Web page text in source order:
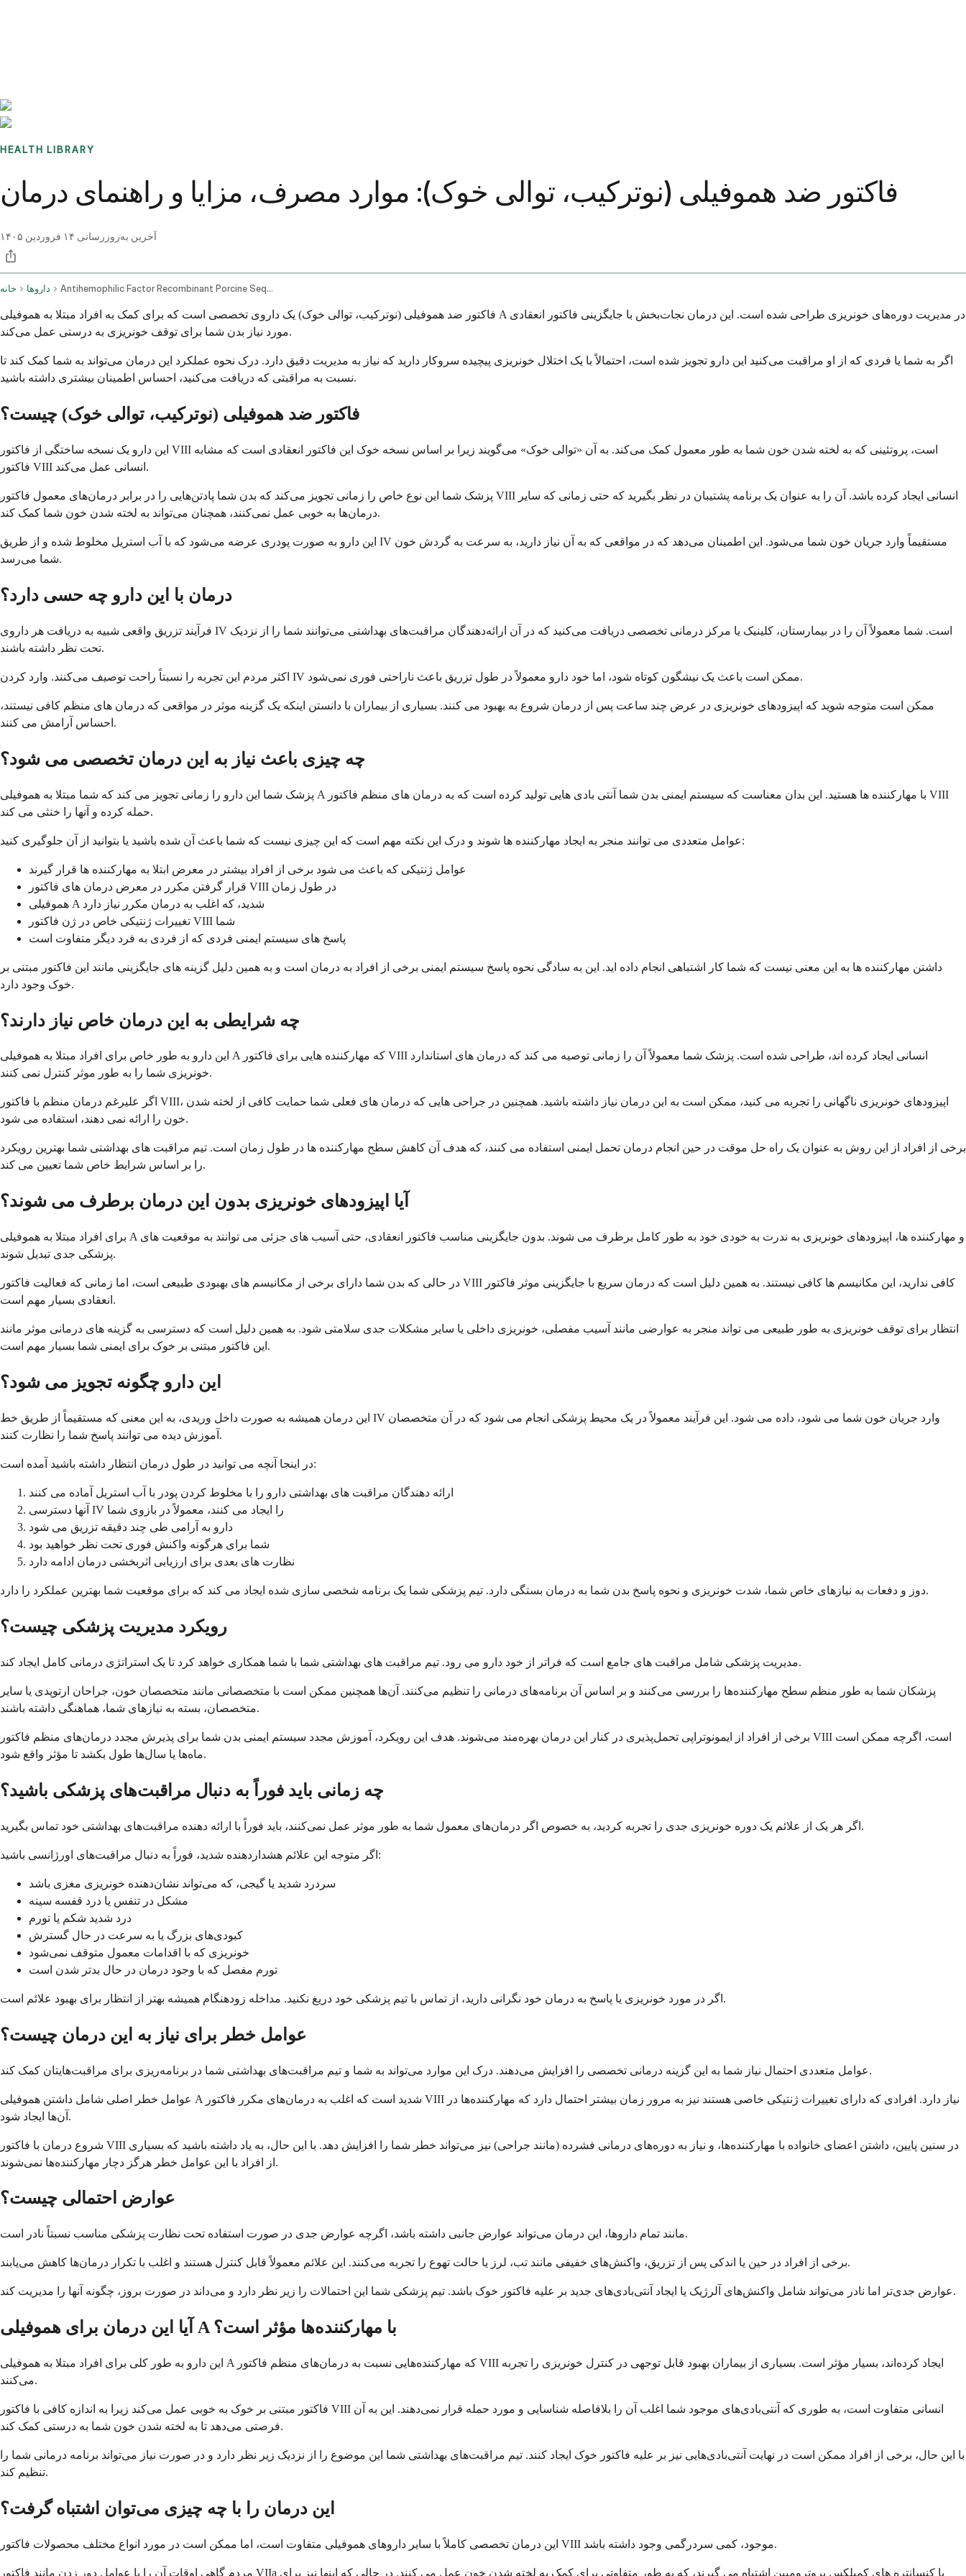
HEALTH LIBRARY
فاکتور ضد هموفیلی (نوترکیب، توالی خوک): موارد مصرف، مزایا و راهنمای درمان
آخرین به‌روزرسانی ۱۴ فروردین ۱۴۰۵
خانه داروها Antihemophilic Factor Recombinant Porcine Sequence Intravenous Route
فاکتور ضد هموفیلی (نوترکیب، توالی خوک) یک داروی تخصصی است که برای کمک به افراد مبتلا به هموفیلی A در مدیریت دوره‌های خونریزی طراحی شده است. این درمان نجات‌بخش با جایگزینی فاکتور انعقادی
مورد نیاز بدن شما برای توقف خونریزی به درستی عمل می‌کند.
اگر به شما یا فردی که از او مراقبت می‌کنید این دارو تجویز شده است، احتمالاً با یک اختلال خونریزی پیچیده سروکار دارید که نیاز به مدیریت دقیق دارد. درک نحوه عملکرد این درمان می‌تواند به شما کمک کند تا
نسبت به مراقبتی که دریافت می‌کنید، احساس اطمینان بیشتری داشته باشید.
فاکتور ضد هموفیلی (نوترکیب، توالی خوک) چیست؟
این دارو یک نسخه ساختگی از فاکتور VIII است، پروتئینی که به لخته شدن خون شما به طور معمول کمک می‌کند. به آن «توالی خوک» می‌گویند زیرا بر اساس نسخه خوک این فاکتور انعقادی است که مشابه
فاکتور VIII انسانی عمل می‌کند.
پزشک شما این نوع خاص را زمانی تجویز می‌کند که بدن شما پادتن‌هایی را در برابر درمان‌های معمول فاکتور VIII انسانی ایجاد کرده باشد. آن را به عنوان یک برنامه پشتیبان در نظر بگیرید که حتی زمانی که سایر
درمان‌ها به خوبی عمل نمی‌کنند، همچنان می‌تواند به لخته شدن خون شما کمک کند.
این دارو به صورت پودری عرضه می‌شود که با آب استریل مخلوط شده و از طریق IV مستقیماً وارد جریان خون شما می‌شود. این اطمینان می‌دهد که در مواقعی که به آن نیاز دارید، به سرعت به گردش خون
شما می‌رسد.
درمان با این دارو چه حسی دارد؟
فرآیند تزریق واقعی شبیه به دریافت هر داروی IV است. شما معمولاً آن را در بیمارستان، کلینیک یا مرکز درمانی تخصصی دریافت می‌کنید که در آن ارائه‌دهندگان مراقبت‌های بهداشتی می‌توانند شما را از نزدیک
تحت نظر داشته باشند.
اکثر مردم این تجربه را نسبتاً راحت توصیف می‌کنند. وارد کردن IV ممکن است باعث یک نیشگون کوتاه شود، اما خود دارو معمولاً در طول تزریق باعث ناراحتی فوری نمی‌شود.
ممکن است متوجه شوید که اپیزودهای خونریزی در عرض چند ساعت پس از درمان شروع به بهبود می کنند. بسیاری از بیماران با دانستن اینکه یک گزینه موثر در مواقعی که درمان های منظم کافی نیستند،
احساس آرامش می کنند.
چه چیزی باعث نیاز به این درمان تخصصی می شود؟
پزشک شما این دارو را زمانی تجویز می کند که شما مبتلا به هموفیلی A با مهارکننده ها هستید. این بدان معناست که سیستم ایمنی بدن شما آنتی بادی هایی تولید کرده است که به درمان های منظم فاکتور VIII
حمله کرده و آنها را خنثی می کند.
عوامل متعددی می توانند منجر به ایجاد مهارکننده ها شوند و درک این نکته مهم است که این چیزی نیست که شما باعث آن شده باشید یا بتوانید از آن جلوگیری کنید:
عوامل ژنتیکی که باعث می شود برخی از افراد بیشتر در معرض ابتلا به مهارکننده ها قرار گیرند
قرار گرفتن مکرر در معرض درمان های فاکتور VIII در طول زمان
هموفیلی A شدید، که اغلب به درمان مکرر نیاز دارد
تغییرات ژنتیکی خاص در ژن فاکتور VIII شما
پاسخ های سیستم ایمنی فردی که از فردی به فرد دیگر متفاوت است
داشتن مهارکننده ها به این معنی نیست که شما کار اشتباهی انجام داده اید. این به سادگی نحوه پاسخ سیستم ایمنی برخی از افراد به درمان است و به همین دلیل گزینه های جایگزینی مانند این فاکتور مبتنی بر
خوک وجود دارد.
چه شرایطی به این درمان خاص نیاز دارند؟
این دارو به طور خاص برای افراد مبتلا به هموفیلی A که مهارکننده هایی برای فاکتور VIII انسانی ایجاد کرده اند، طراحی شده است. پزشک شما معمولاً آن را زمانی توصیه می کند که درمان های استاندارد
خونریزی شما را به طور موثر کنترل نمی کنند.
اگر علیرغم درمان منظم با فاکتور VIII، اپیزودهای خونریزی ناگهانی را تجربه می کنید، ممکن است به این درمان نیاز داشته باشید. همچنین در جراحی هایی که درمان های فعلی شما حمایت کافی از لخته شدن
خون را ارائه نمی دهند، استفاده می شود.
برخی از افراد از این روش به عنوان یک راه حل موقت در حین انجام درمان تحمل ایمنی استفاده می کنند، که هدف آن کاهش سطح مهارکننده ها در طول زمان است. تیم مراقبت های بهداشتی شما بهترین رویکرد
را بر اساس شرایط خاص شما تعیین می کند.
آیا اپیزودهای خونریزی بدون این درمان برطرف می شوند؟
برای افراد مبتلا به هموفیلی A و مهارکننده ها، اپیزودهای خونریزی به ندرت به خودی خود به طور کامل برطرف می شوند. بدون جایگزینی مناسب فاکتور انعقادی، حتی آسیب های جزئی می توانند به موقعیت های
پزشکی جدی تبدیل شوند.
در حالی که بدن شما دارای برخی از مکانیسم های بهبودی طبیعی است، اما زمانی که فعالیت فاکتور VIII کافی ندارید، این مکانیسم ها کافی نیستند. به همین دلیل است که درمان سریع با جایگزینی موثر فاکتور
انعقادی بسیار مهم است.
انتظار برای توقف خونریزی به طور طبیعی می تواند منجر به عوارضی مانند آسیب مفصلی، خونریزی داخلی یا سایر مشکلات جدی سلامتی شود. به همین دلیل است که دسترسی به گزینه های درمانی موثر مانند
این فاکتور مبتنی بر خوک برای ایمنی شما بسیار مهم است.
این دارو چگونه تجویز می شود؟
این درمان همیشه به صورت داخل وریدی، به این معنی که مستقیماً از طریق خط IV وارد جریان خون شما می شود، داده می شود. این فرآیند معمولاً در یک محیط پزشکی انجام می شود که در آن متخصصان
آموزش دیده می توانند پاسخ شما را نظارت کنند.
در اینجا آنچه می توانید در طول درمان انتظار داشته باشید آمده است:
ارائه دهندگان مراقبت های بهداشتی دارو را با مخلوط کردن پودر با آب استریل آماده می کنند
آنها دسترسی IV را ایجاد می کنند، معمولاً در بازوی شما
دارو به آرامی طی چند دقیقه تزریق می شود
شما برای هرگونه واکنش فوری تحت نظر خواهید بود
نظارت های بعدی برای ارزیابی اثربخشی درمان ادامه دارد
دوز و دفعات به نیازهای خاص شما، شدت خونریزی و نحوه پاسخ بدن شما به درمان بستگی دارد. تیم پزشکی شما یک برنامه شخصی سازی شده ایجاد می کند که برای موقعیت شما بهترین عملکرد را دارد.
رویکرد مدیریت پزشکی چیست؟
مدیریت پزشکی شامل مراقبت های جامع است که فراتر از خود دارو می رود. تیم مراقبت های بهداشتی شما با شما همکاری خواهد کرد تا یک استراتژی درمانی کامل ایجاد کند.
پزشکان شما به طور منظم سطح مهارکننده‌ها را بررسی می‌کنند و بر اساس آن برنامه‌های درمانی را تنظیم می‌کنند. آن‌ها همچنین ممکن است با متخصصانی مانند متخصصان خون، جراحان ارتوپدی یا سایر
متخصصان، بسته به نیازهای شما، هماهنگی داشته باشند.
برخی از افراد از ایمونوتراپی تحمل‌پذیری در کنار این درمان بهره‌مند می‌شوند. هدف این رویکرد، آموزش مجدد سیستم ایمنی بدن شما برای پذیرش مجدد درمان‌های منظم فاکتور VIII است، اگرچه ممکن است
ماه‌ها یا سال‌ها طول بکشد تا مؤثر واقع شود.
چه زمانی باید فوراً به دنبال مراقبت‌های پزشکی باشید؟
اگر هر یک از علائم یک دوره خونریزی جدی را تجربه کردید، به خصوص اگر درمان‌های معمول شما به طور موثر عمل نمی‌کنند، باید فوراً با ارائه دهنده مراقبت‌های بهداشتی خود تماس بگیرید.
اگر متوجه این علائم هشداردهنده شدید، فوراً به دنبال مراقبت‌های اورژانسی باشید:
سردرد شدید یا گیجی، که می‌تواند نشان‌دهنده خونریزی مغزی باشد
مشکل در تنفس یا درد قفسه سینه
درد شدید شکم یا تورم
کبودی‌های بزرگ یا به سرعت در حال گسترش
خونریزی که با اقدامات معمول متوقف نمی‌شود
تورم مفصل که با وجود درمان در حال بدتر شدن است
اگر در مورد خونریزی یا پاسخ به درمان خود نگرانی دارید، از تماس با تیم پزشکی خود دریغ نکنید. مداخله زودهنگام همیشه بهتر از انتظار برای بهبود علائم است.
عوامل خطر برای نیاز به این درمان چیست؟
عوامل متعددی احتمال نیاز شما به این گزینه درمانی تخصصی را افزایش می‌دهند. درک این موارد می‌تواند به شما و تیم مراقبت‌های بهداشتی شما در برنامه‌ریزی برای مراقبت‌هایتان کمک کند.
عوامل خطر اصلی شامل داشتن هموفیلی A شدید است که اغلب به درمان‌های مکرر فاکتور VIII نیاز دارد. افرادی که دارای تغییرات ژنتیکی خاصی هستند نیز به مرور زمان بیشتر احتمال دارد که مهارکننده‌ها در
آن‌ها ایجاد شود.
شروع درمان با فاکتور VIII در سنین پایین، داشتن اعضای خانواده با مهارکننده‌ها، و نیاز به دوره‌های درمانی فشرده (مانند جراحی) نیز می‌تواند خطر شما را افزایش دهد. با این حال، به یاد داشته باشید که بسیاری
از افراد با این عوامل خطر هرگز دچار مهارکننده‌ها نمی‌شوند.
عوارض احتمالی چیست؟
مانند تمام داروها، این درمان می‌تواند عوارض جانبی داشته باشد، اگرچه عوارض جدی در صورت استفاده تحت نظارت پزشکی مناسب نسبتاً نادر است.
برخی از افراد در حین یا اندکی پس از تزریق، واکنش‌های خفیفی مانند تب، لرز یا حالت تهوع را تجربه می‌کنند. این علائم معمولاً قابل کنترل هستند و اغلب با تکرار درمان‌ها کاهش می‌یابند.
عوارض جدی‌تر اما نادر می‌تواند شامل واکنش‌های آلرژیک یا ایجاد آنتی‌بادی‌های جدید بر علیه فاکتور خوک باشد. تیم پزشکی شما این احتمالات را زیر نظر دارد و می‌داند در صورت بروز، چگونه آنها را مدیریت کند.
آیا این درمان برای هموفیلی A با مهارکننده‌ها مؤثر است؟
این دارو به طور کلی برای افراد مبتلا به هموفیلی A که مهارکننده‌هایی نسبت به درمان‌های منظم فاکتور VIII ایجاد کرده‌اند، بسیار مؤثر است. بسیاری از بیماران بهبود قابل توجهی در کنترل خونریزی را تجربه
می‌کنند.
فاکتور مبتنی بر خوک به خوبی عمل می‌کند زیرا به اندازه کافی با فاکتور VIII انسانی متفاوت است، به طوری که آنتی‌بادی‌های موجود شما اغلب آن را بلافاصله شناسایی و مورد حمله قرار نمی‌دهند. این به آن
فرصتی می‌دهد تا به لخته شدن خون شما به درستی کمک کند.
با این حال، برخی از افراد ممکن است در نهایت آنتی‌بادی‌هایی نیز بر علیه فاکتور خوک ایجاد کنند. تیم مراقبت‌های بهداشتی شما این موضوع را از نزدیک زیر نظر دارد و در صورت نیاز می‌تواند برنامه درمانی شما را
تنظیم کند.
این درمان را با چه چیزی می‌توان اشتباه گرفت؟
این درمان تخصصی کاملاً با سایر داروهای هموفیلی متفاوت است، اما ممکن است در مورد انواع مختلف محصولات فاکتور VIII موجود، کمی سردرگمی وجود داشته باشد.
مردم گاهی اوقات آن را با عوامل دور زدن مانند فاکتور VIIa یا کنسانتره های کمپلکس پروترومبین اشتباه می گیرند، که به طور متفاوتی برای کمک به لخته شدن خون عمل می کنند. در حالی که اینها نیز برای